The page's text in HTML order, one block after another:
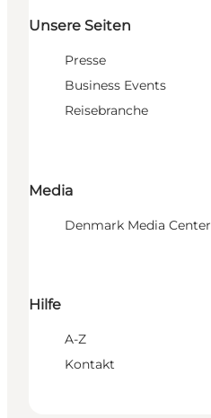
Unsere Seiten
Presse
Business Events
Reisebranche
Media
Denmark Media Center
Hilfe
A-Z
Kontakt